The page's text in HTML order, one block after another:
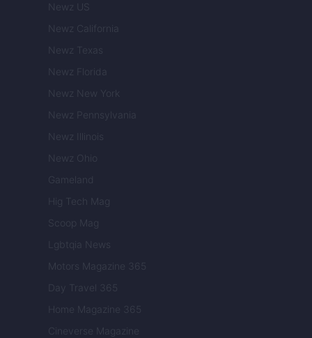
Newz US
Newz California
Newz Texas
Newz Florida
Newz New York
Newz Pennsylvania
Newz Illinois
Newz Ohio
Gameland
Hig Tech Mag
Scoop Mag
Lgbtqia News
Motors Magazine 365
Day Travel 365
Home Magazine 365
Cineverse Magazine